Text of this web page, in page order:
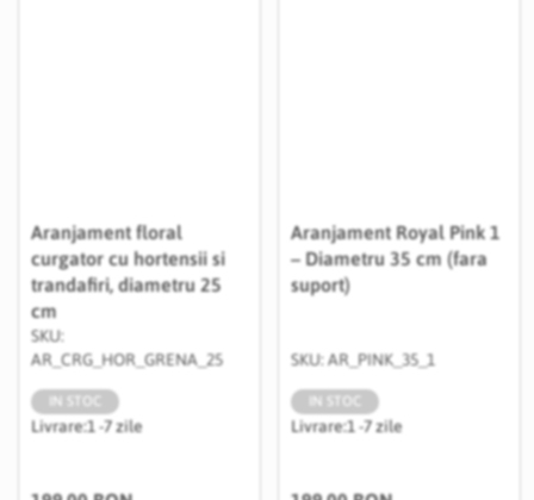
Aranjament floral
curgator cu hortensii si
trandafiri, diametru 25
cm
SKU:
AR_CRG_HOR_GRENA_25
IN STOC
Livrare:1 -7 zile
Aranjament Royal Pink 1
– Diametru 35 cm (fara
suport)
SKU: AR_PINK_35_1
IN STOC
Livrare:1 -7 zile